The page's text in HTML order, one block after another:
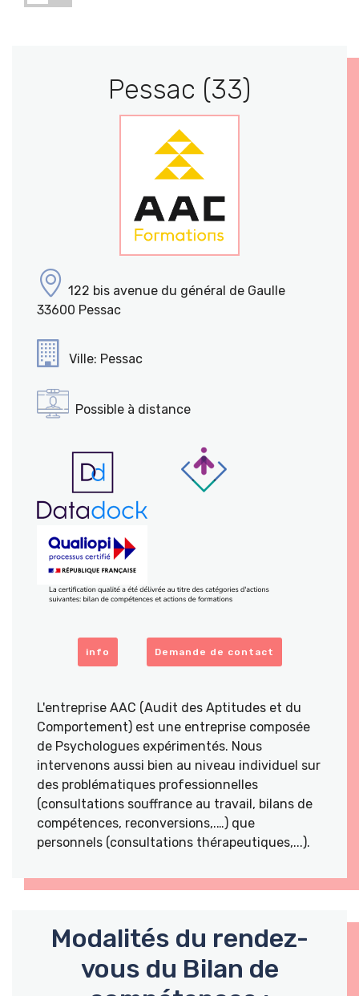
Pessac (33)
122 bis avenue du général de Gaulle
33600 Pessac
Ville: Pessac
Possible à distance
info Demande de contact
L'entreprise AAC (Audit des Aptitudes et du
Comportement) est une entreprise composée
de Psychologues expérimentés. Nous
intervenons aussi bien au niveau individuel sur
des problématiques professionnelles
(consultations souffrance au travail, bilans de
compétences, reconversions,.…) que
personnels (consultations thérapeutiques,...).
Modalités du rendez-
vous du Bilan de